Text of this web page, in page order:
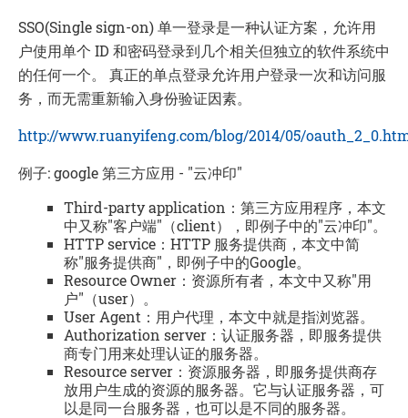
SSO(Single sign-on) 单一登录是一种认证方案，允许用
户使用单个 ID 和密码登录到几个相关但独立的软件系统中
的任何一个。 真正的单点登录允许用户登录一次和访问服
务，而无需重新输入身份验证因素。
http://www.ruanyifeng.com/blog/2014/05/
例子: google 第三方应用 - "云冲印"
Third-party application：第三方应用程序，本文
中又称"客户端"（client），即例子中的"云冲印"。
HTTP service：HTTP 服务提供商，本文中简
称"服务提供商"，即例子中的Google。
Resource Owner：资源所有者，本文中又称"用
户"（user）。
User Agent：用户代理，本文中就是指浏览器。
Authorization server：认证服务器，即服务提供
商专门用来处理认证的服务器。
Resource server：资源服务器，即服务提供商存
放用户生成的资源的服务器。它与认证服务器，可
以是同一台服务器，也可以是不同的服务器。